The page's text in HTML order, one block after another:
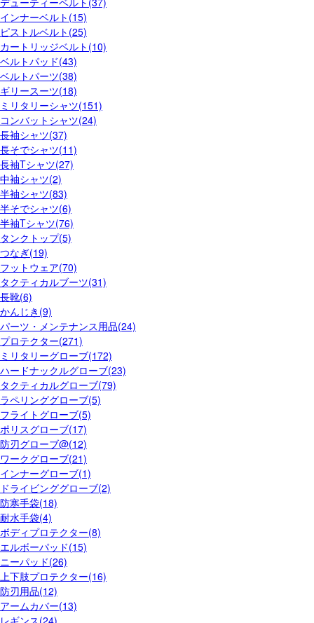
インナーベルト(15)
ピストルベルト(25)
カートリッジベルト(10)
ベルトパッド(43)
ベルトパーツ(38)
ギリースーツ(18)
ミリタリーシャツ(151)
コンバットシャツ(24)
長袖シャツ(37)
長そでシャツ(11)
長袖Tシャツ(27)
中袖シャツ(2)
半袖シャツ(83)
半そでシャツ(6)
半袖Tシャツ(76)
タンクトップ(5)
つなぎ(19)
フットウェア(70)
タクティカルブーツ(31)
長靴(6)
かんじき(9)
パーツ・メンテナンス用品(24)
プロテクター(271)
ミリタリーグローブ(172)
ハードナックルグローブ(23)
タクティカルグローブ(79)
ラペリンググローブ(5)
フライトグローブ(5)
ポリスグローブ(17)
防刃グローブ@(12)
ワークグローブ(21)
インナーグローブ(1)
ドライビンググローブ(2)
防寒手袋(18)
耐水手袋(4)
ボディプロテクター(8)
エルボーパッド(15)
ニーパッド(26)
上下肢プロテクター(16)
防刃用品(12)
アームカバー(13)
レギンス(24)